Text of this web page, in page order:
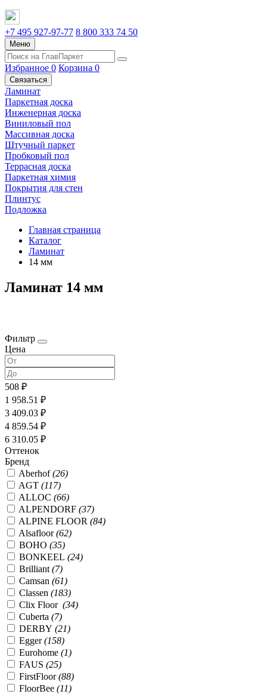
+7 495 927-97-77 8 800 333 74 50
Меню
Избранное 0 Корзина 0
Связаться
Ламинат
Паркетная доска
Инженерная доска
Виниловый пол
Массивная доска
Штучный паркет
Пробковый пол
Террасная доска
Паркетная химия
Покрытия для стен
Плинтус
Подложка
Главная страница
Каталог
Ламинат
14 мм
Ламинат 14 мм
Фильтр
Цена
508 ₽
1 958.51 ₽
3 409.03 ₽
4 859.54 ₽
6 310.05 ₽
Оттенок
Бренд
Aberhof(26)
AGT (117)
ALLOC (66)
ALPENDORF (37)
ALPINE FLOOR (84)
Alsafloor(62)
BOHO (35)
BONKEEL (24)
Brilliant (7)
Camsan (61)
Classen (183)
Clix Floor (34)
Cuberta (7)
DERBY (21)
Egger(158)
Eurohome (1)
FAUS (25)
FirstFloor(88)
FloorBee (11)